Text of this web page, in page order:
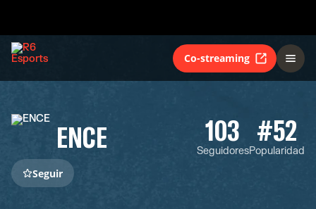
Co-streaming
ENCE 103
Seguidores
#52
Popularidad
Seguir